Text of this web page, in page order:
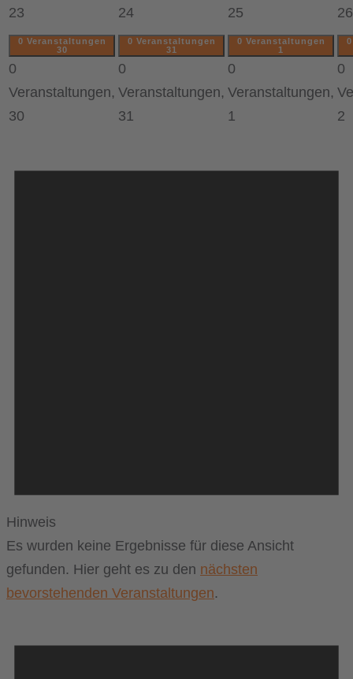
23 24 25 26
0 Veranstaltungen
30
0
Veranstaltungen,
30
0 Veranstaltungen
31
0
Veranstaltungen,
31
0 Veranstaltungen
1
0
Veranstaltungen,
1
0
2
Hinweis
Es wurden keine Ergebnisse für diese Ansicht
gefunden. Hier geht es zu den nächsten
bevorstehenden Veranstaltungen.